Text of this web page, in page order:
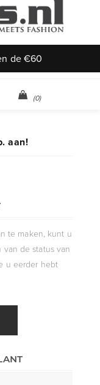
de €60
(0)
aan!
te maken, kunt u
de status van
u eerder hebt